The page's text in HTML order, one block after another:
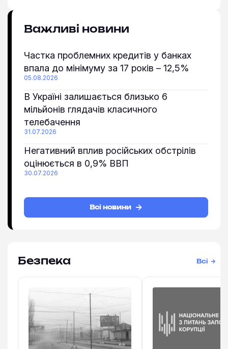
Важливі новини
Частка проблемних кредитів у банках
впала до мінімуму за 17 років – 12,5%
05.08.2026
В Україні залишається близько 6
мільйонів глядачів класичного
телебачення
31.07.2026
Негативний вплив російських обстрілів
оцінюється в 0,9% ВВП
30.07.2026
Всі новини
Безпека Всі